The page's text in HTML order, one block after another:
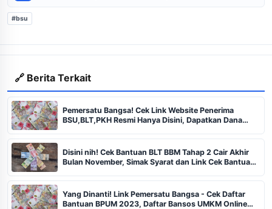
#bsu
🔗 Berita Terkait
Pemersatu Bangsa! Cek Link Website Penerima
BSU,BLT,PKH Resmi Hanya Disini, Dapatkan Dana
Disini nih! Cek Bantuan BLT BBM Tahap 2 Cair Akhir
Bulan November, Simak Syarat dan Link Cek Bantuan
Yang Dinanti! Link Pemersatu Bangsa - Cek Daftar
Bantuan BPUM 2023, Daftar Bansos UMKM Online